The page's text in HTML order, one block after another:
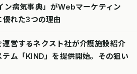
ン病気事典」がWebマーケティン
れた3つの理由
運営するネクスト社が介護施設紹介
ム「KIND」を提供開始。その狙い